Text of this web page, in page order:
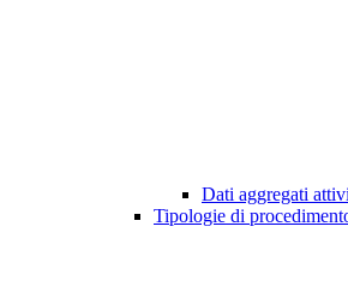
Dati aggregati
Tipologie di